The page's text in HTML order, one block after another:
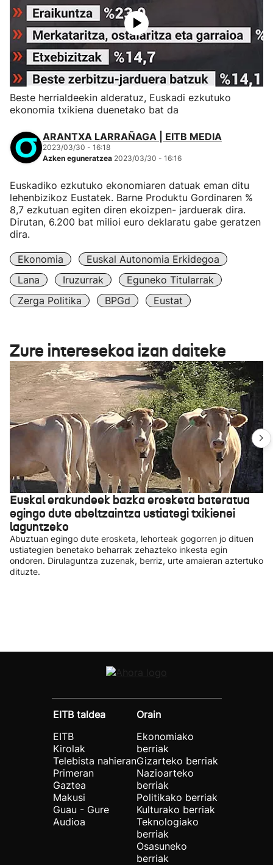
Beste herrialdeekin alderatuz, Euskadi ezkutuko
ekonomia txikiena duenetako bat da
ARANTXA LARRAÑAGA | EITB MEDIA
2023/03/30 - 16:18
Azken eguneratzea 2023/03/30 - 16:16
Euskadiko ezkutuko ekonomiaren datuak eman ditu
lehenbizikoz Eustatek. Barne Produktu Gordinaren %
8,7 ezkutuan egiten diren ekoizpen- jarduerak dira.
Dirutan, 6.200 bat milioi euro deklaratu gabe geratzen
dira.
Ekonomia
Euskal Autonomia Erkidegoa
Lana
Iruzurrak
Eguneko Titularrak
Zerga Politika
BPGd Eustat
Zure interesekoa izan daiteke
Euskal erakundeek bazka erosketa bateratua
egingo dute abeltzaintza ustiategi txikienei
laguntzeko
Abuztuan egingo dute erosketa, lehorteak gogorren jo dituen
ustiategien benetako beharrak zehazteko inkesta egin
ondoren. Dirulaguntza zuzenak, berriz, urte amaieran aztertuko
dituzte.
EITB taldea
EITB
Kirolak
Telebista nahieran
Primeran
Gaztea
Makusi
Guau - Gure
Audioa
Orain
Ekonomiako
berriak
Gizarteko berriak
Nazioarteko
berriak
Politikako berriak
Kulturako berriak
Teknologiako
berriak
Osasuneko
berriak